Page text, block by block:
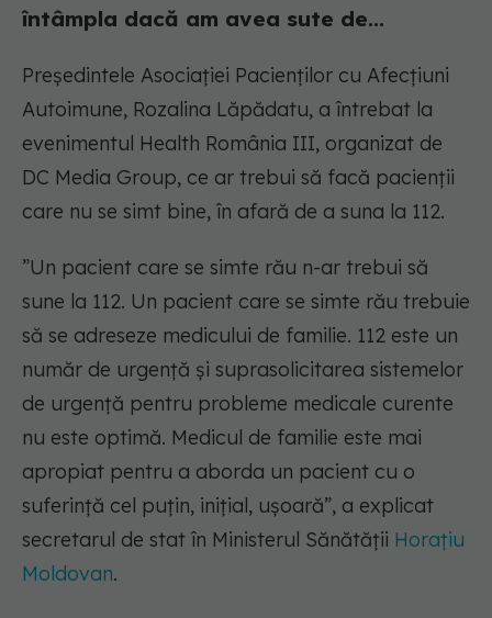
întâmpla dacă am avea sute de...
Președintele Asociației Pacienților cu Afecțiuni
Autoimune, Rozalina Lăpădatu, a întrebat la
evenimentul Health România III, organizat de
DC Media Group, ce ar trebui să facă pacienții
care nu se simt bine, în afară de a suna la 112.
”Un pacient care se simte rău n-ar trebui să
sune la 112. Un pacient care se simte rău trebuie
să se adreseze medicului de familie. 112 este un
număr de urgență și suprasolicitarea sistemelor
de urgență pentru probleme medicale curente
nu este optimă. Medicul de familie este mai
apropiat pentru a aborda un pacient cu o
suferință cel puțin, inițial, ușoară”, a explicat
secretarul de stat în Ministerul Sănătății Horațiu
Moldovan.